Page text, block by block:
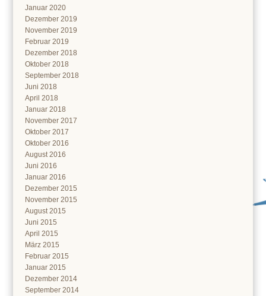
Januar 2020
Dezember 2019
November 2019
Februar 2019
Dezember 2018
Oktober 2018
September 2018
Juni 2018
April 2018
Januar 2018
November 2017
Oktober 2017
Oktober 2016
August 2016
Juni 2016
Januar 2016
Dezember 2015
November 2015
August 2015
Juni 2015
April 2015
März 2015
Februar 2015
Januar 2015
Dezember 2014
September 2014